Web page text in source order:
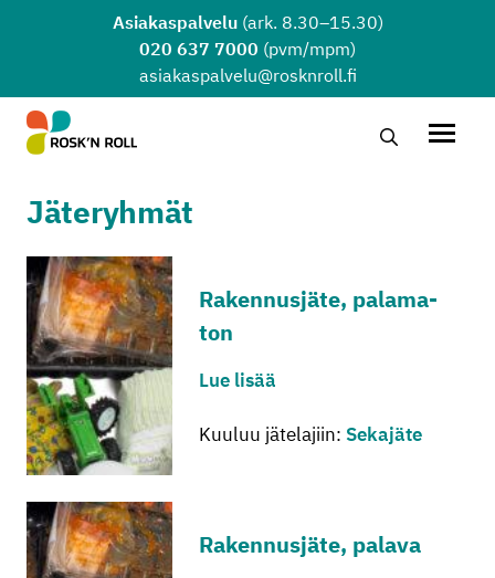
Siirry sisältöönAsiakaspalvelu(ark. 8.30–15.30)
020 637 7000 (pvm/mpm)
asiakaspalvelu@rosknroll.fi
Hae…Avaa
Jäteryhmät
Ra­ken­nus­jä­te, pa­la­ma­
ton
Lue lisää
Kuuluu jätelajiin: Sekajäte
Ra­ken­nus­jä­te, pa­la­va